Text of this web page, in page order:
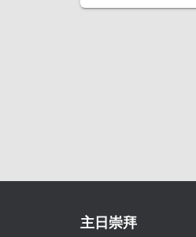
主日崇拜